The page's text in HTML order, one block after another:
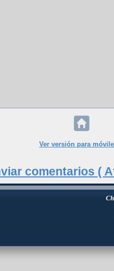
Ver versión para
comentarios (